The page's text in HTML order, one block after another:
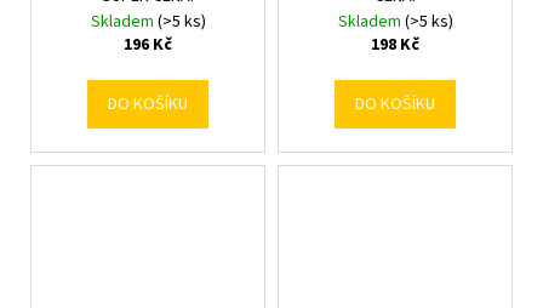
Skladem (>5 ks)
196 Kč
DO KOŠÍKU
Skladem (>5 ks)
198 Kč
DO KOŠÍKU